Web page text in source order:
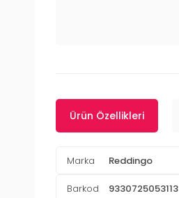
Ürün Özellikleri
Marka Reddingo
Barkod 9330725053113